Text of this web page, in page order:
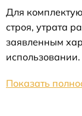
Для
строя, утрата
заявленным
использовании.
Показать